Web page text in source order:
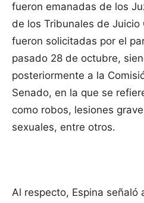
fueron emanadas de los
de los Tribunales de Juicio
fueron solicitadas por el
pasado 28 de octubre,
posteriormente a la
Senado, en la que se
como robos, lesiones
sexuales, entre otros.
Al respecto, Espina señaló